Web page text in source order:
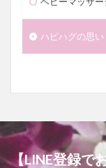
ハピハグの思い
【LINE登録で